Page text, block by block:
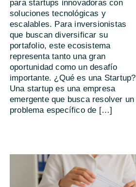
para startups innovadoras con
soluciones tecnológicas y
escalables. Para inversionistas
que buscan diversificar su
portafolio, este ecosistema
representa tanto una gran
oportunidad como un desafío
importante. ¿Qué es una Startup?
Una startup es una empresa
emergente que busca resolver un
problema específico de […]